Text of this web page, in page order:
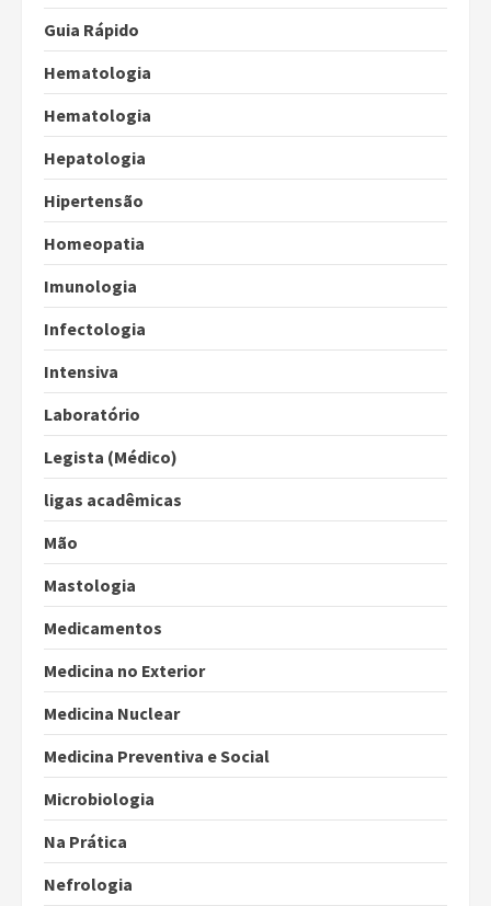
Guia Rápido
Hematologia
Hematologia
Hepatologia
Hipertensão
Homeopatia
Imunologia
Infectologia
Intensiva
Laboratório
Legista (Médico)
ligas acadêmicas
Mão
Mastologia
Medicamentos
Medicina no Exterior
Medicina Nuclear
Medicina Preventiva e Social
Microbiologia
Na Prática
Nefrologia